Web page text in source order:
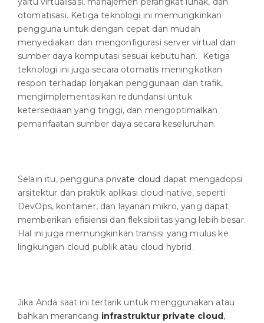
otomatisasi. Ketiga teknologi ini memungkinkan
pengguna untuk dengan cepat dan mudah
menyediakan dan mengonfigurasi server virtual dan
sumber daya komputasi sesuai kebutuhan. Ketiga
teknologi ini juga secara otomatis meningkatkan
respon terhadap lonjakan penggunaan dan trafik,
mengimplementasikan redundansi untuk
ketersediaan yang tinggi, dan mengoptimalkan
pemanfaatan sumber daya secara keseluruhan.
Selain itu, penggunaprivate cloud dapat mengadopsi
arsitektur dan praktik aplikasi cloud-native, seperti
DevOps, kontainer, dan layanan mikro, yang dapat
memberikan efisiensi dan fleksibilitas yang lebih besar.
Hal ini juga memungkinkan transisi yang mulus ke
lingkungan cloud publik atau cloud hybrid.
Jika Anda saat ini tertarik untuk menggunakan atau
bahkan merancang infrastruktur private cloud,